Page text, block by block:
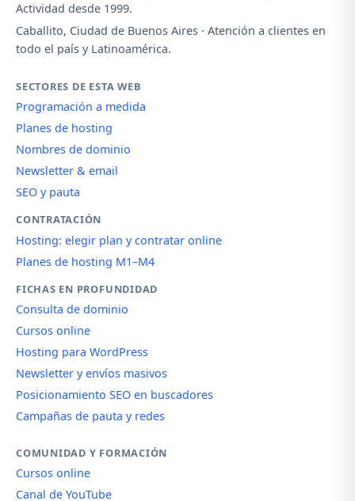
Actividad desde 1999.
Caballito, Ciudad de Buenos Aires · Atención a clientes en
todo el país y Latinoamérica.
SECTORES DE ESTA WEB
Programación a medida
Planes de hosting
Nombres de dominio
Newsletter & email
SEO y pauta
CONTRATACIÓN
Hosting: elegir plan y contratar online
Planes de hosting M1–M4
FICHAS EN PROFUNDIDAD
Consulta de dominio
Cursos online
Hosting para WordPress
Newsletter y envíos masivos
Posicionamiento SEO en buscadores
Campañas de pauta y redes
COMUNIDAD Y FORMACIÓN
Cursos online
Canal de YouTube